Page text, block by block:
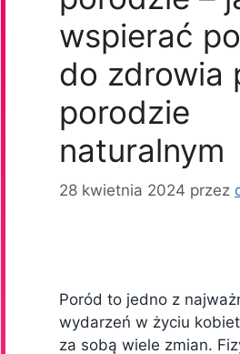
wspierać
do zdrowia
porodzie
naturalnym
28 kwietnia 2024 przez
Poród to jedno z
wydarzeń w życiu
za sobą wiele zmian.